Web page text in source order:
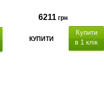
6211 грн
КУПИТИ
Купити
в 1 клік